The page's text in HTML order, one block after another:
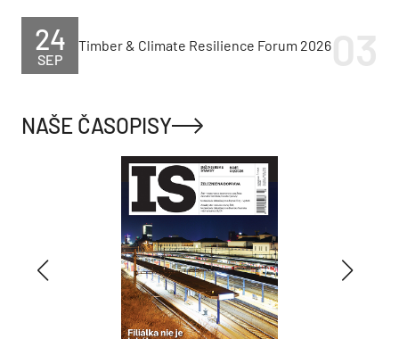
SEP
24 Timber & Climate Resilience Forum 2026
NAŠE ČASOPISY